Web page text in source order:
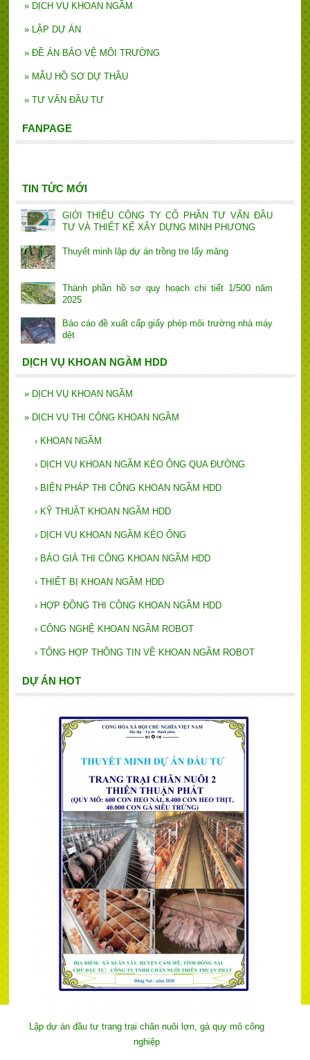
» DỊCH VỤ KHOAN NGẦM
» LẬP DỰ ÁN
» ĐỀ ÁN BẢO VỆ MÔI TRƯỜNG
» MẪU HỒ SƠ DỰ THẦU
» TƯ VẤN ĐẦU TƯ
FANPAGE
TIN TỨC MỚI
GIỚI THIỆU CÔNG TY CỔ PHẦN TƯ VẤN ĐẦU
TƯ VÀ THIẾT KẾ XÂY DỰNG MINH PHƯƠNG
Thuyết minh lập dự án trồng tre lấy măng
Thành phần hồ sơ quy hoạch chi tiết 1/500 năm
2025
Báo cáo đề xuất cấp giấy phép môi trường nhà máy
dệt
DỊCH VỤ KHOAN NGẦM HDD
» DỊCH VỤ KHOAN NGẦM
» DỊCH VỤ THI CÔNG KHOAN NGẦM
› KHOAN NGẦM
› DỊCH VỤ KHOAN NGẦM KÉO ỐNG QUA ĐƯỜNG
› BIỆN PHÁP THI CÔNG KHOAN NGẦM HDD
› KỸ THUẬT KHOAN NGẦM HDD
› DỊCH VỤ KHOAN NGẦM KÉO ỐNG
› BÁO GIÁ THI CÔNG KHOAN NGẦM HDD
› THIẾT BỊ KHOAN NGẦM HDD
› HỢP ĐỒNG THI CÔNG KHOAN NGẦM HDD
› CÔNG NGHỆ KHOAN NGẦM ROBOT
› TỔNG HỢP THÔNG TIN VỀ KHOAN NGẦM ROBOT
DỰ ÁN HOT
Lập dự án đầu tư trang trại chăn nuôi lợn, gà quy mô công
nghiệp